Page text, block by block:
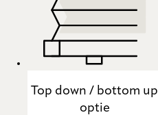
Top down / bottom up
optie